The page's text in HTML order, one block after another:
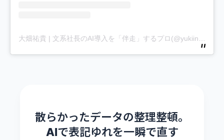
大畑祐貴 | 文系社長のAI導入を「伴走」するプロ(@yukiinfinity1)がシェアした投稿
散らかったデータの整理整頓。
AIで表記ゆれを一瞬で直す